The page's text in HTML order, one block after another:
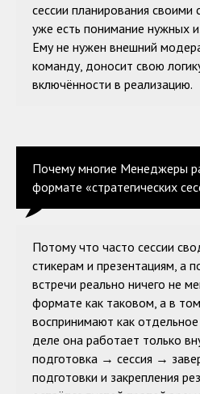
сессии планирования
уже есть понимание нужных
Ему не нужен внешний
команду, доносит свою
включённости в реализацию.
Почему многие Менеджеры
формате «стратегических
Потому что часто сессии
стикерам и презентациям, а
встречи реально ничего не
формате как таковом, а в
воспринимают как
деле она работает только
подготовка → сессия →
подготовки и закрепления